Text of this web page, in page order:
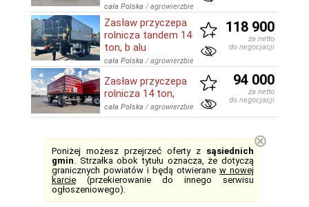
cała Polska /agrowierzbie
Zasław przyczepa
rolnicza tandem 14
ton, b alu
cała Polska /agrowierzbie
118 900
za netto
do negocjacji
Zasław przyczepa
rolnicza 14 ton,
cała Polska /agrowierzbie
94 000
za netto
do negocjacji
Poniżej możesz przejrzeć oferty z sąsiednich
gmin. Strzałka obok tytułu oznacza, że dotyczą
granicznych powiatów i będą otwierane w nowej
karcie (przekierowanie do innego serwisu
ogłoszeniowego).
⊗